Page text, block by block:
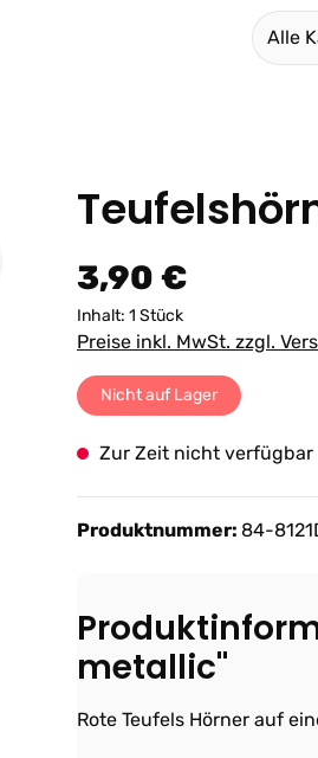
Alle
Regulärer Preis:
3,90 €
Inhalt: 1 Stück
Preise inkl. MwSt. zzgl.
Nicht auf Lager
Zur Zeit nicht verfügbar
Produktnummer: 84-
metallic"
Rote Teufels Hörner auf